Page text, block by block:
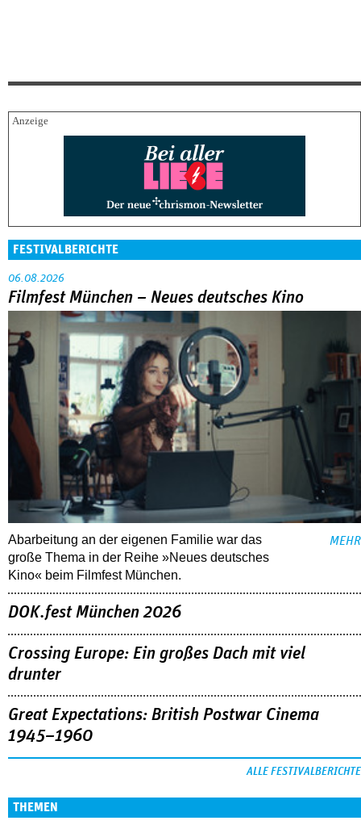
FESTIVALBERICHTE
06.08.2026
Filmfest München – Neues deutsches Kino
Abarbeitung an der eigenen Familie war das
große Thema in der Reihe »Neues deutsches
Kino« beim Filmfest München.
MEHR
DOK.fest München 2026
Crossing Europe: Ein großes Dach mit viel
drunter
Great Expectations: British Postwar Cinema
1945–1960
ALLE FESTIVALBERICHTE
THEMEN